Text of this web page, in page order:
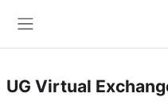
UG Virtual